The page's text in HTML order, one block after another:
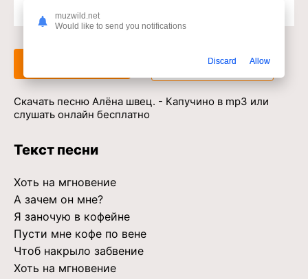
Доступ к музыкальному сервису
Скачать
Скачать песню Алёна швец. - Капучино в mp3 или
слушать онлайн бесплатно
Текст песни
Хоть на мгновение
А зачем он мне?
Я заночую в кофейне
Пусти мне кофе по вене
Чтоб накрыло забвение
Хоть на мгновение
muzwild.net
Would like to send you notifications
Discard Allow